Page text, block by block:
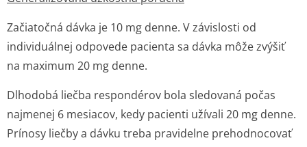
Začiatočná dávka je 10 mg denne. V závislosti od
individuálnej odpovede pacienta sa dávka môže zvýšiť
na maximum 20 mg denne.
Dlhodobá liečba respondérov bola sledovaná počas
najmenej 6 mesiacov, kedy pacienti užívali 20 mg denne.
Prínosy liečby a dávku treba pravidelne prehodnocovať